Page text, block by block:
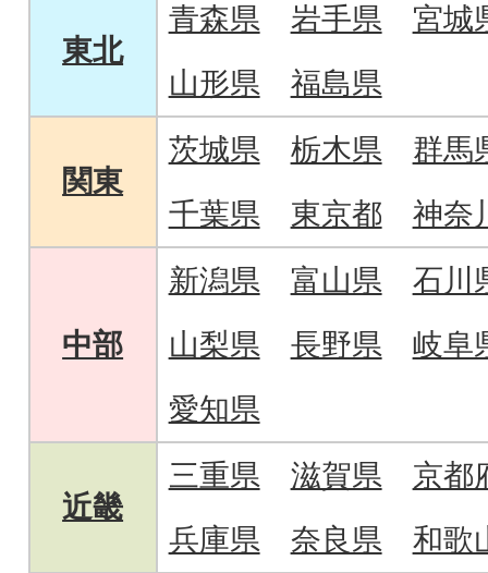
東北
青森県 岩手県
宮城
山形県
福島県
関東
茨城県 栃木県
群馬
千葉県
東京都 神奈
中部
新潟県 富山県
石川
山梨県
長野県
岐阜
愛知県
近畿
三重県 滋賀県
京都
兵庫県
奈良県 和歌